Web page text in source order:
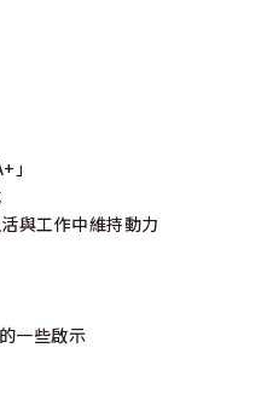
」
與工作中維持動力
一些啟示